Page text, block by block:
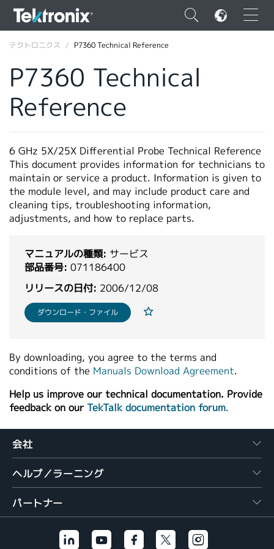
×
ENGLISH
DEUTSCH
VIỆT NAM
简体中文
韓国語
繁體中文
テクトロニクス P7360 Technical Reference
P7360 Technical
Reference
6 GHz 5X/25X Differential Probe Technical Reference
This document provides information for technicians to
maintain or service a product. Information is given to
the module level, and may include product care and
cleaning tips, troubleshooting information,
adjustments, and how to replace parts.
マニュアルの種類: サービス
部品番号: 071186400
リリースの日付: 2006/12/08
ダウンロード・ファイル
By downloading, you agree to the terms and
conditions of the Manuals Download Agreement.
Help us improve our technical documentation. Provide
feedback on our TekTalk documentation forum.
会社
ヘルプ／ラーニング
パートナー